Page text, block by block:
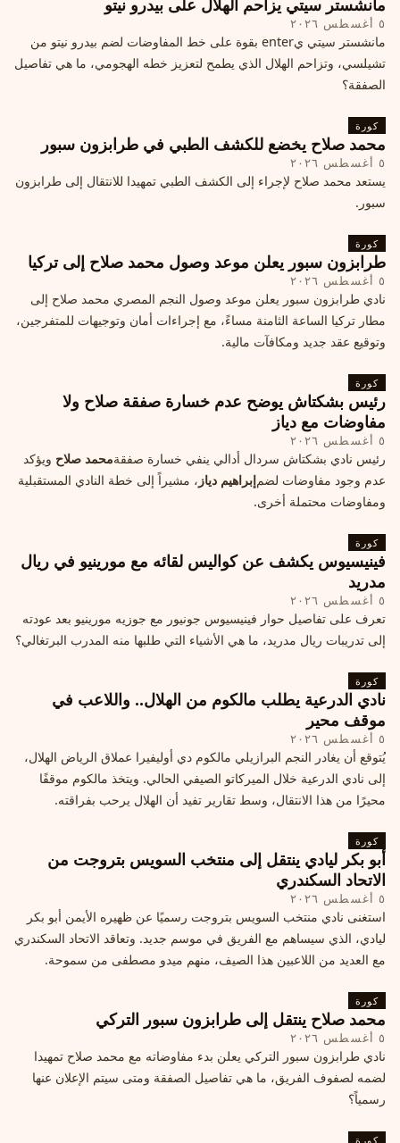
مانشستر سيتي يزاحم الهلال على بيدرو نيتو
٥ أغسطس ٢٠٢٦
مانشستر سيتي يenter بقوة على خط المفاوضات لضم بيدرو نيتو من
تشيلسي، وتزاحم الهلال الذي يطمح لتعزيز خطه الهجومي، ما هي تفاصيل
الصفقة؟
كورة
محمد صلاح يخضع للكشف الطبي في طرابزون سبور
٥ أغسطس ٢٠٢٦
يستعد محمد صلاح لإجراء إلى الكشف الطبي تمهيدا للانتقال إلى طرابزون
سبور.
كورة
طرابزون سبور يعلن موعد وصول محمد صلاح إلى تركيا
٥ أغسطس ٢٠٢٦
نادي طرابزون سبور يعلن موعد وصول النجم المصري محمد صلاح إلى
مطار تركيا الساعة الثامنة مساءً، مع إجراءات أمان وتوجيهات للمتفرجين،
وتوقيع عقد جديد ومكافآت مالية.
كورة
رئيس بشكتاش يوضح عدم خسارة صفقة صلاح ولا
مفاوضات مع دياز
٥ أغسطس ٢٠٢٦
رئيس نادي بشكتاش سردال أدالي ينفي خسارة صفقةمحمد صلاح ويؤكد
عدم وجود مفاوضات لضمإبراهيم دياز ، مشيراً إلى خطة النادي المستقبلية
ومفاوضات محتملة أخرى.
كورة
فينيسيوس يكشف عن كواليس لقائه مع مورينيو في ريال
مدريد
٥ أغسطس ٢٠٢٦
تعرف على تفاصيل حوار فينيسيوس جونيور مع جوزيه مورينيو بعد عودته
إلى تدريبات ريال مدريد، ما هي الأشياء التي طلبها منه المدرب البرتغالي؟
كورة
نادي الدرعية يطلب مالكوم من الهلال.. واللاعب في
موقف محير
٥ أغسطس ٢٠٢٦
يُتوقع أن يغادر النجم البرازيلي مالكوم دي أوليفيرا عملاق الرياض الهلال،
إلى نادي الدرعية خلال الميركاتو الصيفي الحالي. ويتخذ مالكوم موقفًا
محيرًا من هذا الانتقال، وسط تقارير تفيد أن الهلال يرحب بفراقته.
كورة
أبو بكر ليادي ينتقل إلى منتخب السويس بتروجت من
الاتحاد السكندري
٥ أغسطس ٢٠٢٦
استغنى نادي منتخب السويس بتروجت رسميًا عن ظهيره الأيمن أبو بكر
ليادي، الذي سيساهم مع الفريق في موسم جديد. وتعاقد الاتحاد السكندري
مع العديد من اللاعبين هذا الصيف، منهم ميدو مصطفى من سموحة.
كورة
محمد صلاح ينتقل إلى طرابزون سبور التركي
٥ أغسطس ٢٠٢٦
نادي طرابزون سبور التركي يعلن بدء مفاوضاته مع محمد صلاح تمهيدا
لضمه لصفوف الفريق، ما هي تفاصيل الصفقة ومتى سيتم الإعلان عنها
رسمياً؟
كورة